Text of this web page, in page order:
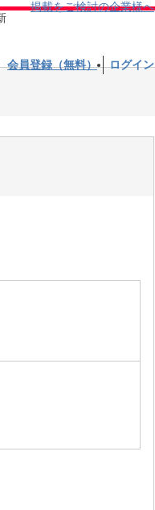
掲載をご検討の企業様へ
会員登録（無料） ログイン